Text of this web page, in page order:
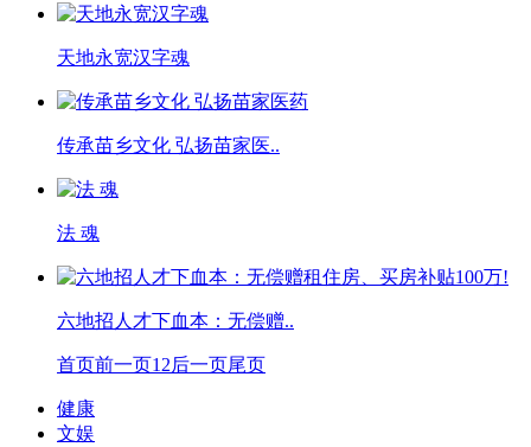
天地永宽汉字魂
传承苗乡文化 弘扬苗家医..
法 魂
六地招人才下血本：无偿赠..
首页前一页1 2后一页尾页
健康
文娱